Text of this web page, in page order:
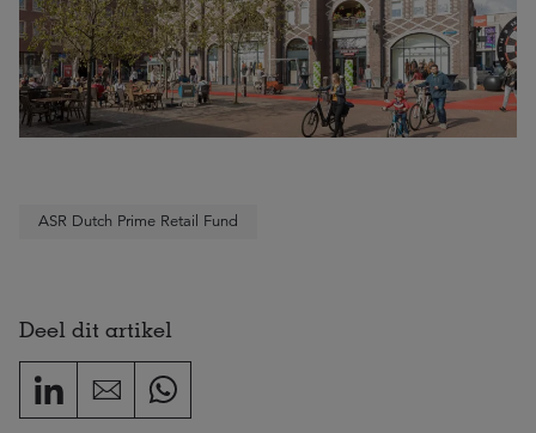
ASR Dutch Prime Retail Fund
Deel dit artikel